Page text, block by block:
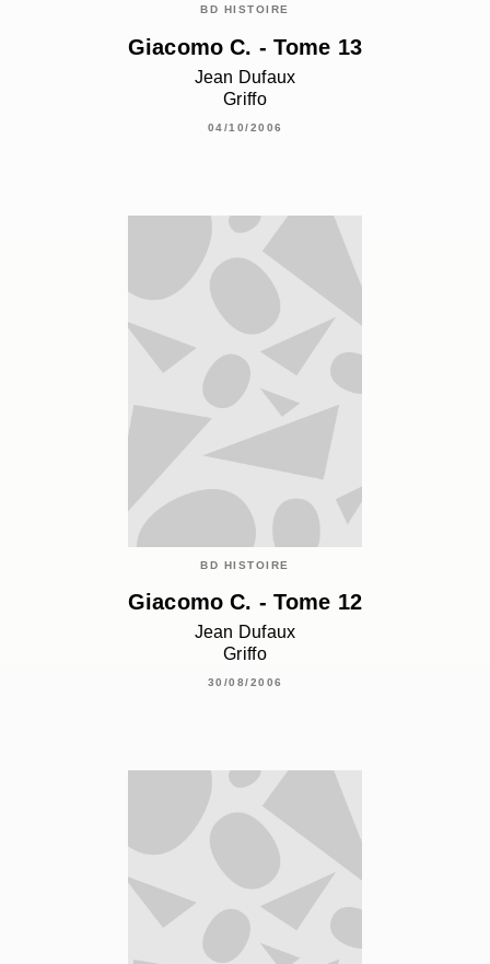
BD HISTOIRE
Giacomo C. - Tome 13
Jean Dufaux
Griffo
04/10/2006
BD HISTOIRE
Giacomo C. - Tome 12
Jean Dufaux
Griffo
30/08/2006